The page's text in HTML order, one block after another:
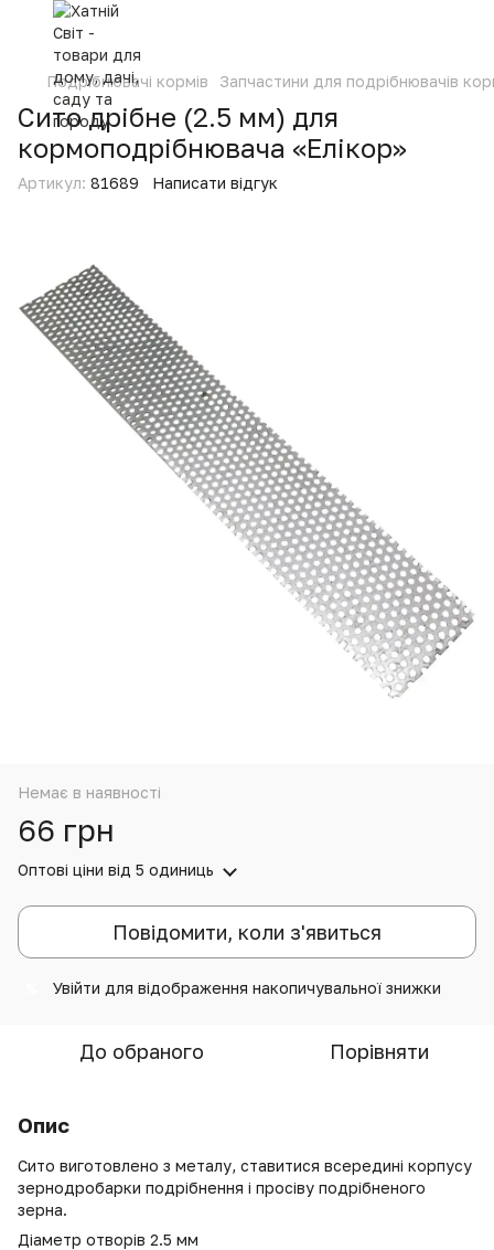
Подрібнювачі кормів Запчастини для подрібнювачів
Сито дрібне (2.5 мм) для
кормоподрібнювача «Елікор»
Артикул: 81689 Написати відгук
Немає в наявності
66 грн
Оптові ціни від 5 одиниць
Повідомити, коли з'явиться
Увійти для відображення накопичувальної знижки
До обраного Порівняти
Опис
Сито виготовлено з металу, ставитися всередині корпусу
зернодробарки подрібнення і просіву подрібненого
зерна.
Діаметр отворів 2.5 мм